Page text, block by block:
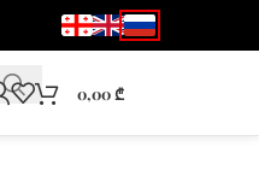
0,00₾